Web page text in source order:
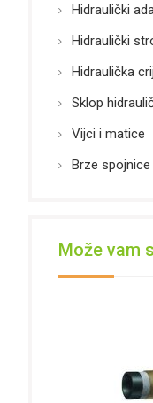
Hidraulički
Hidraulički
Hidraulička
Sklop
Vijci i matice
Brze spojnice
Može vam